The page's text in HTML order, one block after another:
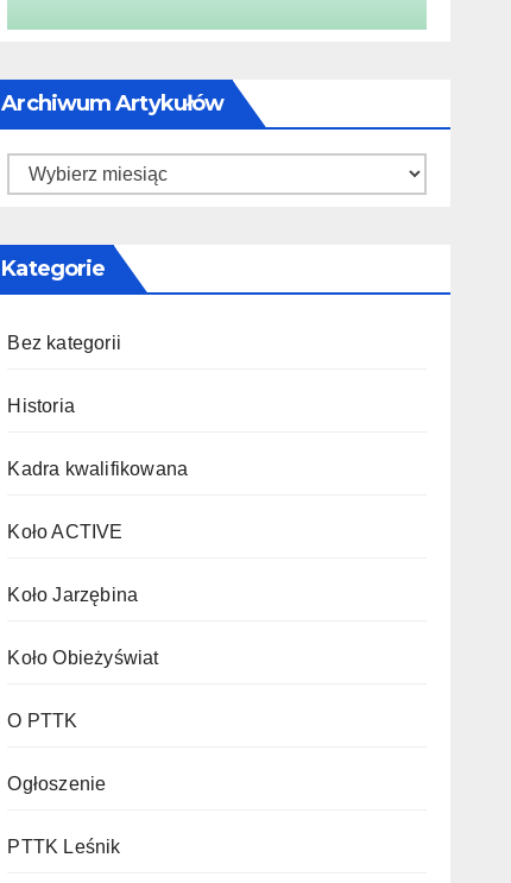
Archiwum Artykułów
Archiwum
Kategorie
Bez kategorii
Historia
Kadra kwalifikowana
Koło ACTIVE
Koło Jarzębina
Koło Obieżyświat
O PTTK
Ogłoszenie
PTTK Leśnik